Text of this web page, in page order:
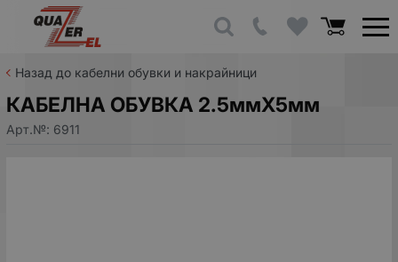
Назад до кабелни обувки и накрайници
КАБЕЛНА ОБУВКА 2.5ммХ5мм
Арт.№: 6911